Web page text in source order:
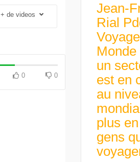
+ de videos
0 0
Jean-
Rial
Monde
un
est en
au
plus
gens